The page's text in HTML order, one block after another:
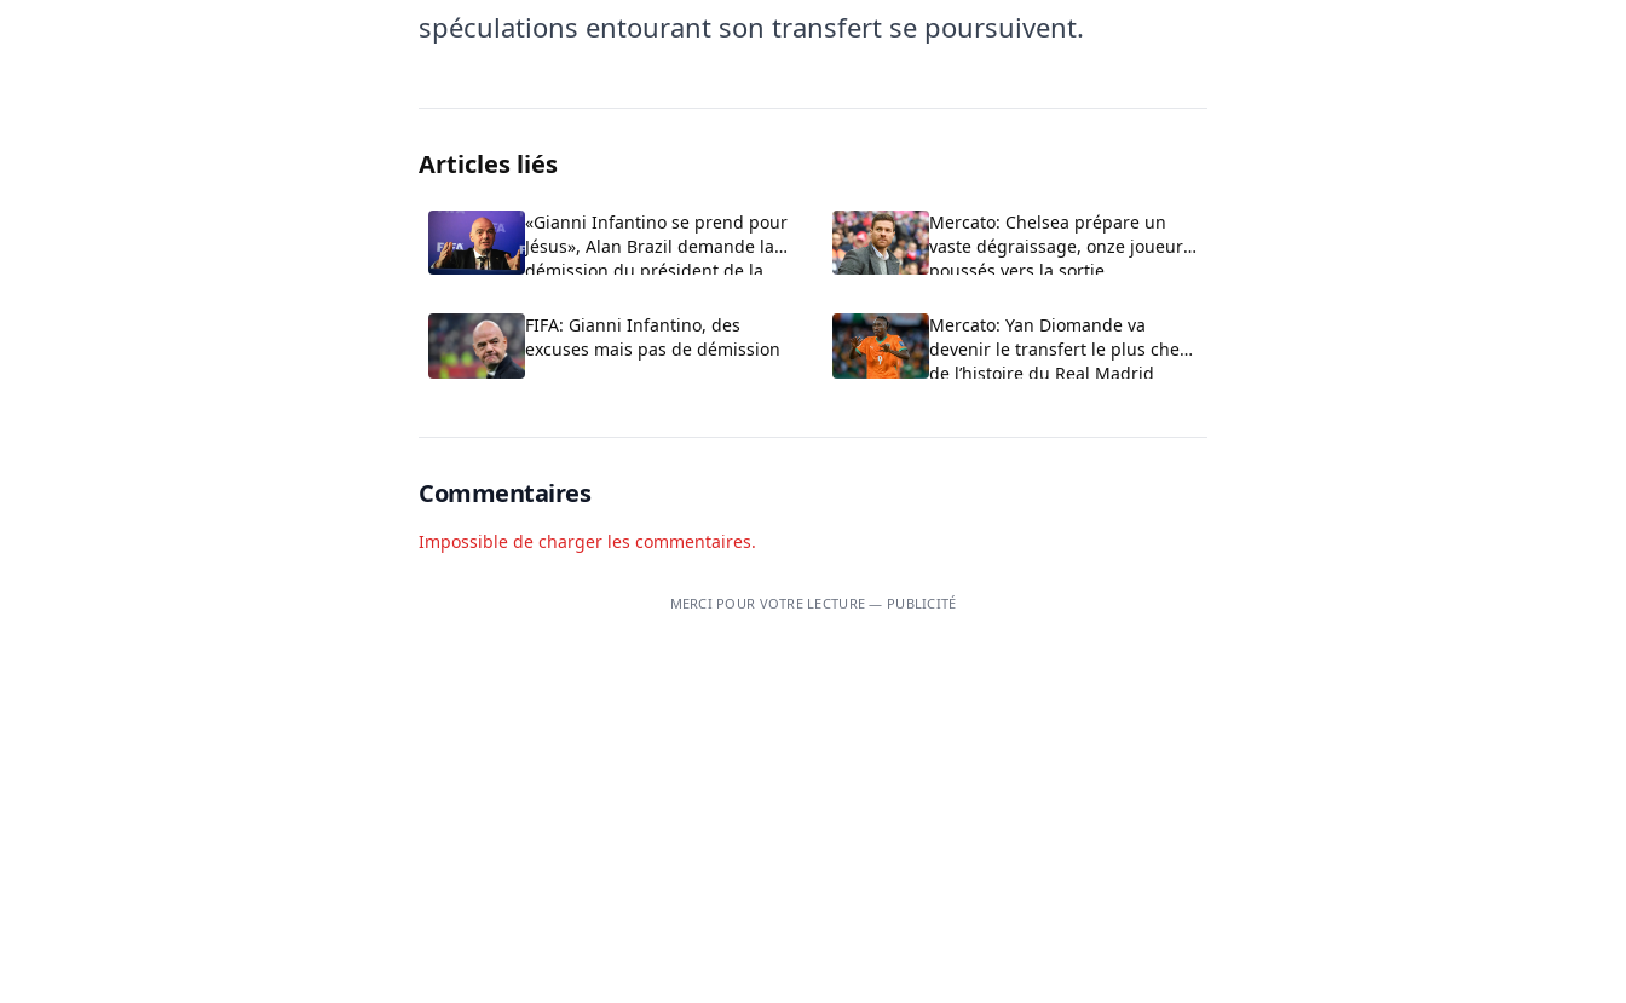
spéculations entourant son transfert se poursuivent.
Articles liés
«Gianni Infantino se prend pour
Jésus», Alan Brazil demande la
démission du président de la
Mercato: Chelsea prépare un
vaste dégraissage, onze joueurs
poussés vers la sortie
FIFA: Gianni Infantino, des
excuses mais pas de démission
Mercato: Yan Diomande va
devenir le transfert le plus cher
de l’histoire du Real Madrid
Commentaires
Impossible de charger les commentaires.
MERCI POUR VOTRE LECTURE — PUBLICITÉ